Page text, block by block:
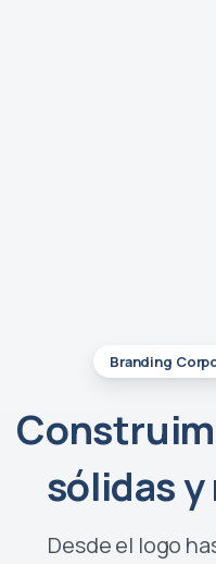
Branding
sólidas
Desde el logo